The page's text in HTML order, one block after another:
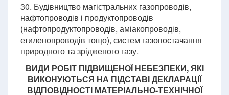
30. Будівництво магістральних газопроводів,
нафтопроводів і продуктопроводів
(нафтопродуктопроводів, аміакопроводів,
етиленопроводів тощо), систем газопостачання
природного та зрідженого газу.
ВИДИ РОБІТ ПІДВИЩЕНОЇ НЕБЕЗПЕКИ, ЯКІ
ВИКОНУЮТЬСЯ НА ПІДСТАВІ ДЕКЛАРАЦІЇ
ВІДПОВІДНОСТІ МАТЕРІАЛЬНО-ТЕХНІЧНОЇ